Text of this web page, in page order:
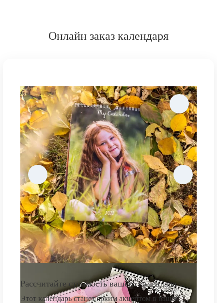
Онлайн заказ календаря
Рассчитайте стоимость вашего календаря
Этот календарь станет ярким акцентом в вашем